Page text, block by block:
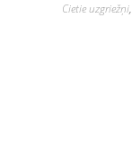
Cietie uzgriežņi,